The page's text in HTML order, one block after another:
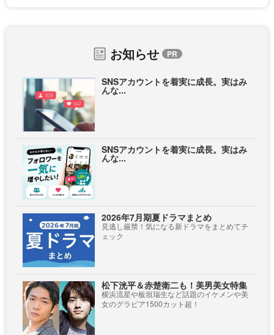
お知らせ
SNSアカウントを着実に成長。実はみ
んな...
SNSアカウントを着実に成長。実はみ
んな...
2026年7月期夏ドラマまとめ
見逃し厳禁！気になる新ドラマをまとめてチ
ェック
松下洸平＆赤楚衛二も！美男美女特集
横浜流星や板垣瑞生など話題のイケメンや美
女のグラビア1500カット超！